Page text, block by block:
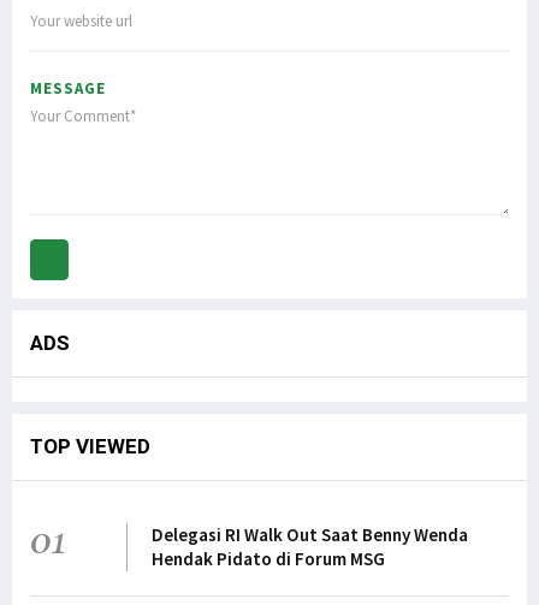
MESSAGE
ADS
TOP VIEWED
01
Delegasi RI Walk Out Saat Benny Wenda
Hendak Pidato di Forum MSG